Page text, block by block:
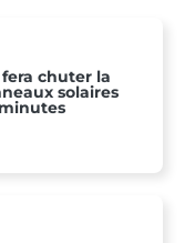
fera chuter la
solaires